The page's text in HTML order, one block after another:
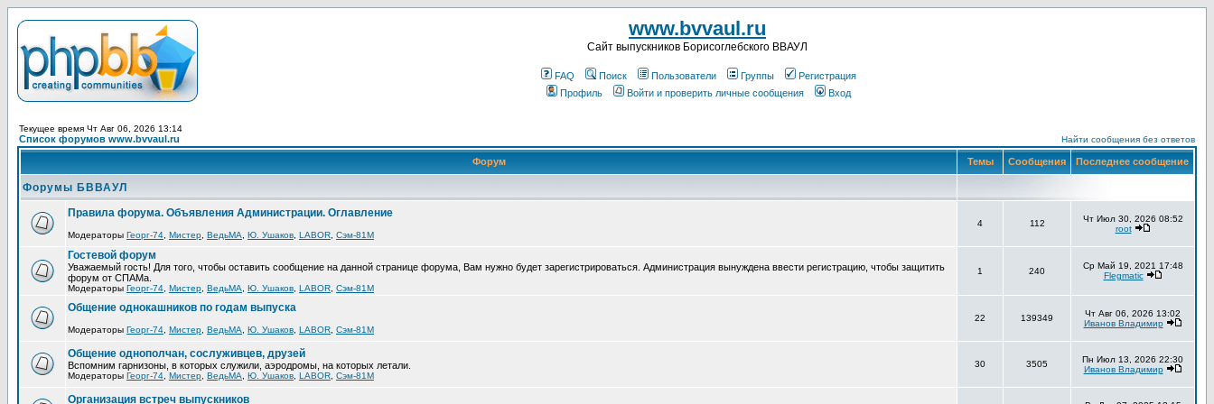
www.bvvaul.ru
Cайт выпускников Борисоглебского ВВАУЛ
FAQ Поиск Пользователи Группы
Регистрация
Профиль
Войти и проверить личные сообщения Вход
Текущее время Чт Авг 06, 2026 13:14
Список форумов www.bvvaul.ru Найти сообщения без ответов
Форум Темы Сообщения Последнее сообщение
Форумы БВВАУЛ
Правила форума. Объявления Администрации. Оглавление
Модераторы Георг-74 Мистер ВедьМА Ю. Ушаков LABOR Сэм-81М
4 112
Чт Июл 30, 2026 08:52
root
Гостевой форум
Уважаемый гость! Для того, чтобы оставить сообщение на данной странице форума, Вам нужно будет зарегистрироваться. Администрация вынуждена ввести регистрацию, чтобы защитить
форум от СПАМа.
Модераторы Георг-74 Мистер ВедьМА Ю. Ушаков LABOR Сэм-81М
1 240
Ср Май 19, 2021 17:48
Flegmatic
Общение однокашников по годам выпуска
Модераторы Георг-74 Мистер ВедьМА Ю. Ушаков LABOR Сэм-81М
22 139349
Чт Авг 06, 2026 13:02
Иванов Владимир
Общение однополчан, сослуживцев, друзей
Вспомним гарнизоны, в которых служили, аэродромы, на которых летали.
Модераторы Георг-74 Мистер ВедьМА Ю. Ушаков LABOR Сэм-81М
30 3505
Пн Июл 13, 2026 22:30
Иванов Владимир
Организация встреч выпускников